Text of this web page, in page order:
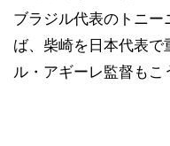
ブラジル代表のトニ
ば、柴崎を日本代表
ル・アギーレ監督もこ